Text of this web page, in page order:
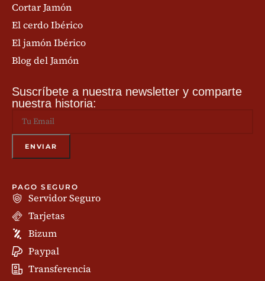
Cortar Jamón
El cerdo Ibérico
El jamón Ibérico
Blog del Jamón
Suscríbete a nuestra newsletter y comparte
nuestra historia:
PAGO SEGURO
Servidor Seguro
Tarjetas
Bizum
Paypal
Transferencia